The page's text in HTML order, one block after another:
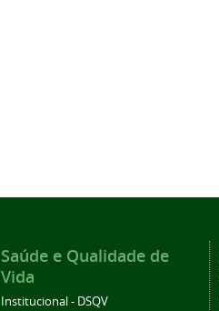
Saúde e Qualidade de
Vida
Institucional - DSQV